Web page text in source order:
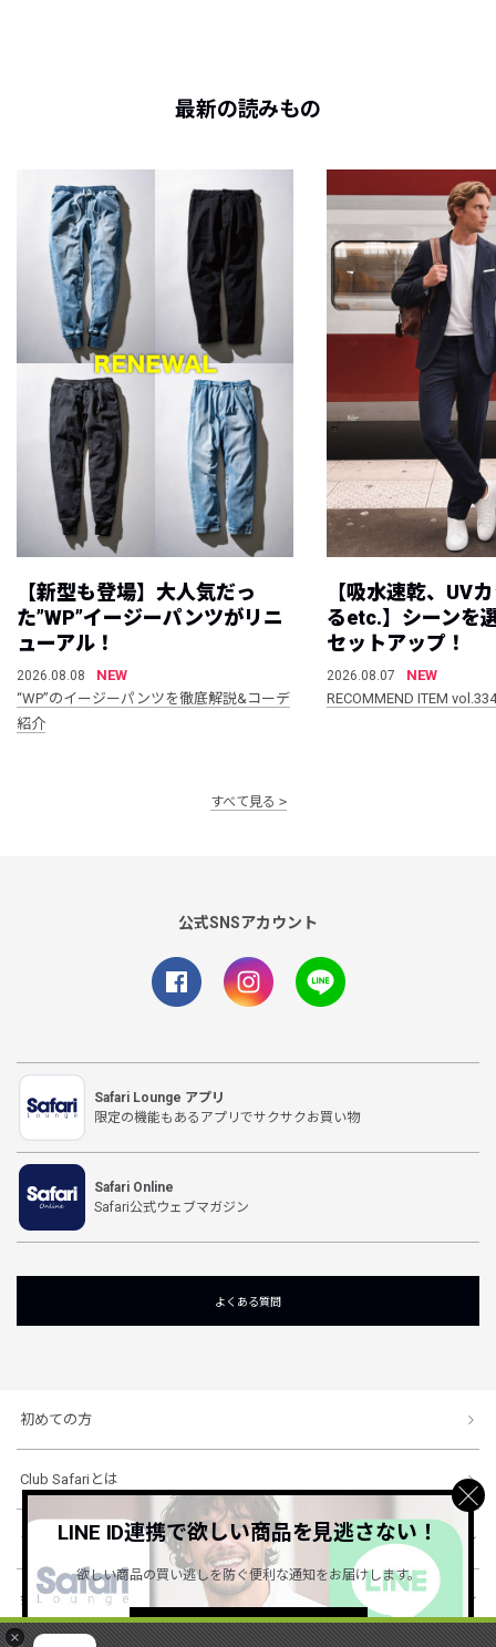
×
最新の読みもの
【新型も登場】大人気だっ
た”WP”イージーパンツがリニ
ューアル！
2026.08.08
NEW
“WP”のイージーパンツを徹底解説&コーデ
紹介
【吸水速乾、UV
るetc.】シーンを
セットアップ！
2026.08.07
NEW
RECOMMEND ITEM vol.334
すべて見る
公式SNSアカウント
Safari Lounge アプリ
限定の機能もあるアプリでサクサクお買い物
Safari Online
Safari公式ウェブマガジン
よくある質問
初めての方
Club Safariとは
ショッピングガイド
会社概要・規約
LINE ID連携で欲しい商品を見逃さない！
欲しい商品の買い逃しを防ぐ便利な通知をお届けします。
詳しくはこちら ＞